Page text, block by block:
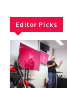
Editor Picks